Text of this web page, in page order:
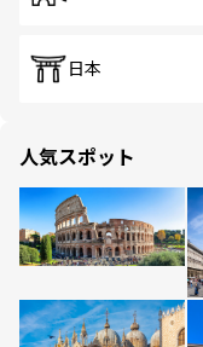
日本
人気スポット